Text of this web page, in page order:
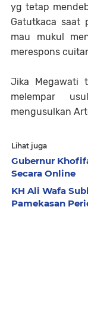
yg tetap
Gatutkaca saat
mau mukul
merespons
Jika Megawati
melempar
mengusulkan
Lihat juga
Gubernur
Secara Online
KH Ali Wafa
Pamekasan